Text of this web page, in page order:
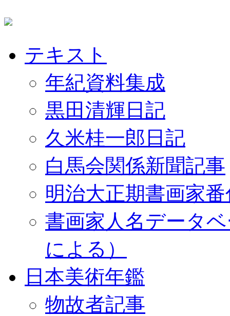
テキスト
年紀資料集成
黒田清輝日記
久米桂一郎日記
白馬会関係新聞記事
明治大正期書画家
書画家人名データ
による）
日本美術年鑑
物故者記事